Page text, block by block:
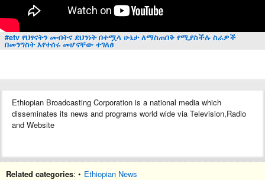
#etv የህፃናትን መብትና ደህንነት በተሟላ ሁኔታ ለማስጠበቅ የሚያስችሉ ስራዎች
በመንግስት እየተሰሩ መሆናቸው ተገለፀ
Ethiopian Broadcasting Corporation is a national media which
disseminates its news and programs world wide via Television,Radio
and Website
Related categories: • Ethiopian News